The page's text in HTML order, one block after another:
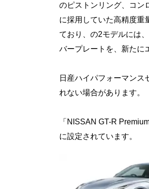
のピストンリング、コン
に採用していた高精度重
ており、の2モデルには
バープレートを、新たに
日産ハイパフォーマンス
れない場合があります。
「NISSAN GT-R
に設定されています。